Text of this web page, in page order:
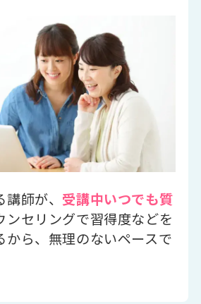
師が、 受講中いつでも質
ンセリングで習得度などを
から、無理のないペースで